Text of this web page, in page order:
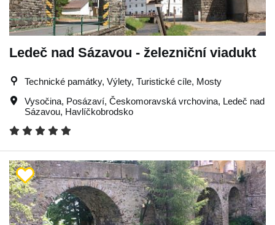
Ledeč nad Sázavou - železniční viadukt
Technické památky, Výlety, Turistické cíle, Mosty
Vysočina, Posázaví, Českomoravská vrchovina, Ledeč nad
Sázavou, Havlíčkobrodsko